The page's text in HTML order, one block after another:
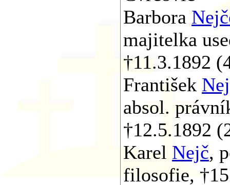
Barbora
majitelka
†11.3.1892
František
absol.
†12.5.1892
Karel Nejč,
filosofie,